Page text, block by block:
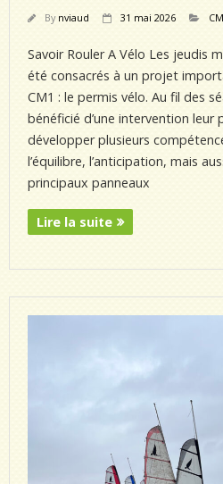
By nviaud 31 mai 2026
Savoir Rouler A Vélo Les jeudis
été consacrés à un projet
CM1 : le permis vélo. Au fil des
bénéficié d’une intervention
développer plusieurs
l’équilibre, l’anticipation, mais
principaux panneaux
Lire la suite